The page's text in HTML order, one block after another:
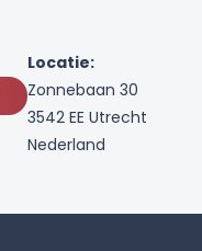
Locatie:
Zonnebaan 30
3542 EE Utrecht
Nederland